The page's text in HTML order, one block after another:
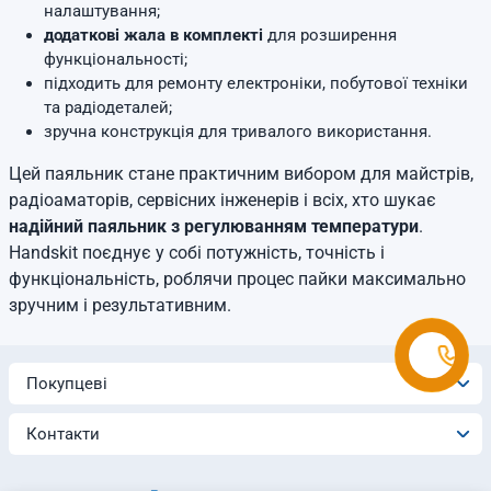
налаштування;
додаткові жала в комплекті для розширення
функціональності;
підходить для ремонту електроніки, побутової техніки
та радіодеталей;
зручна конструкція для тривалого використання.
Цей паяльник стане практичним вибором для майстрів,
радіоаматорів, сервісних інженерів і всіх, хто шукає
надійний паяльник з регулюванням температури.
Handskit поєднує у собі потужність, точність і
функціональність, роблячи процес пайки максимально
зручним і результативним.
Покупцеві
Контакти